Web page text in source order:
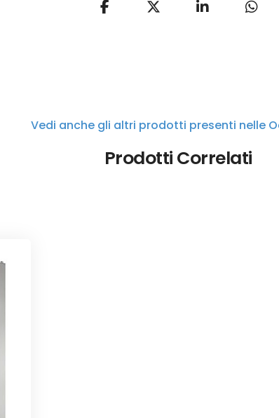
Vedi anche gli altri prodotti presenti nelle
Prodotti Correlati